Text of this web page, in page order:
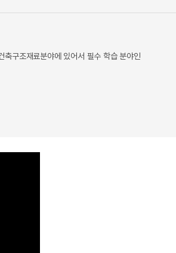
구조재료분야에 있어서 필수 학습 분야인